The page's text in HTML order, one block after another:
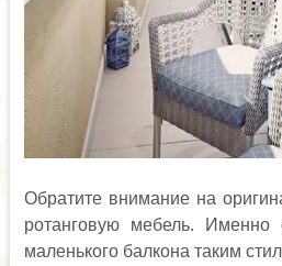
Обратите внимание на
ротанговую мебель. Именно
маленького балкона таким